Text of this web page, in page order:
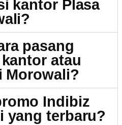
kantor Plasa
pasang
atau
Morowali?
Indibiz
yang terbaru?